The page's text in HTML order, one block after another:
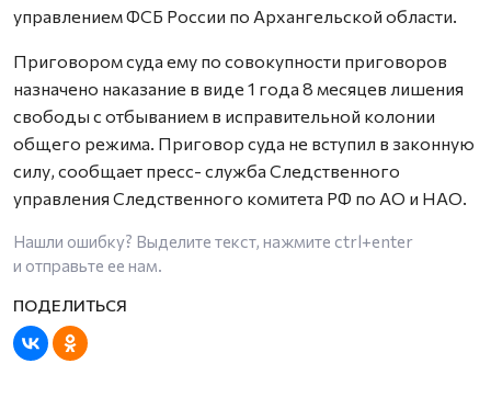
управлением ФСБ России по Архангельской области.
Приговором суда ему по совокупности приговоров
назначено наказание в виде 1 года 8 месяцев лишения
свободы с отбыванием в исправительной колонии
общего режима. Приговор суда не вступил в законную
силу, сообщает пресс- служба Следственного
управления Следственного комитета РФ по АО и НАО.
Нашли ошибку? Выделите текст, нажмите ctrl+enter
и отправьте ее нам.